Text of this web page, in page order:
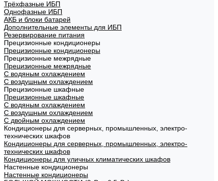
Трёхфазные ИБП
Однофазные ИБП
АКБ и блоки батарей
Дополнительные элементы для ИБП
Резервирование питания
Прецизионные кондиционеры
Прецизионные кондиционеры
Прецизионные межрядные
Прецизионные межрядные
С водяным охлаждением
С воздушным охлаждением
Прецизионные шкафные
Прецизионные шкафные
С водяным охлаждением
С воздушным охлаждением
С двойным охлаждением
Кондиционеры для серверных, промышленных, электро-
технических шкафов
Кондиционеры для серверных, промышленных, электро-
технических шкафов
Кондиционеры для уличных климатических шкафов
Настенные кондиционеры
Настенные кондиционеры